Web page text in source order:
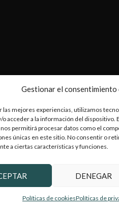
Gestionar el consentimiento
las mejores experiencias, utilizamos
o acceder a la información del dispositivo.
permitirá procesar datos como el
únicas en este sitio. No consentir o
a ciertas características y funciones.
DENEGAR
Políticas de cookiesPolíticas de